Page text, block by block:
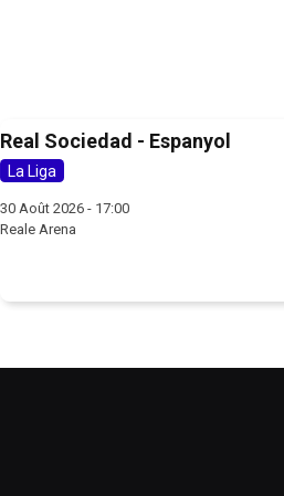
Real Sociedad - Espanyol
La Liga
30 Août 2026 - 17:00
Reale Arena